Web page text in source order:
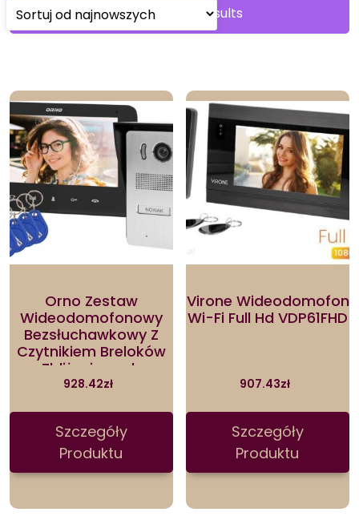
Showing all 2 resultsSorted
by
Orno Zestaw
Wideodomofonowy
Bezsłuchawkowy Z
Czytnikiem Breloków
Zbliżeniowych
Interkom Natynkowy
928.42zł
Szczegóły
Produktu
Virone Wideodomofon
Wi-Fi Full Hd VDP61FHD
907.43zł
Szczegóły
Produktu